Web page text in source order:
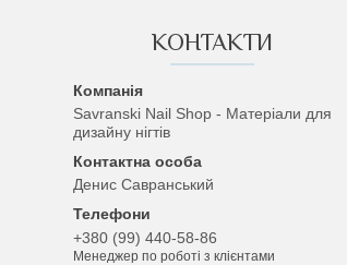
КОНТАКТИ
Savranski Nail Shop - Матеріали для
дизайну нігтів
Денис Савранський
+380 (99) 440-58-86
Менеджер по роботі з клієнтами